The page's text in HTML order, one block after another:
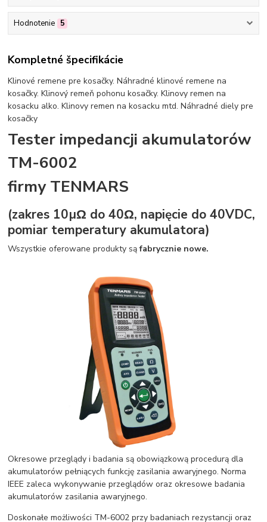
Hodnotenie 5
Kompletné špecifikácie
Klinové remene pre kosačky. Náhradné klinové remene na
kosačky. Klinový remeň pohonu kosačky. Klinovy remen na
kosacku alko. Klinovy remen na kosacku mtd. Náhradné diely pre
kosačky
Tester impedancji akumulatorów
TM-6002
firmy TENMARS
(zakres 10µΩ do 40Ω, napięcie do 40VDC,
pomiar temperatury akumulatora)
Wszystkie oferowane produkty sąfabrycznie nowe.
Okresowe przeglądy i badania są obowiązkową procedurą dla
akumulatorów pełniących funkcję zasilania awaryjnego. Norma
IEEE zaleca wykonywanie przeglądów oraz okresowe badania
akumulatorów zasilania awaryjnego.
Doskonałe możliwości TM-6002 przy badaniach rezystancji oraz